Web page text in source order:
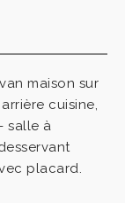
maison sur
cuisine,
salle à
placard.